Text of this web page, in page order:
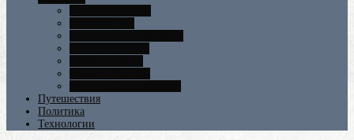
Путешествия
Политика
Технологии